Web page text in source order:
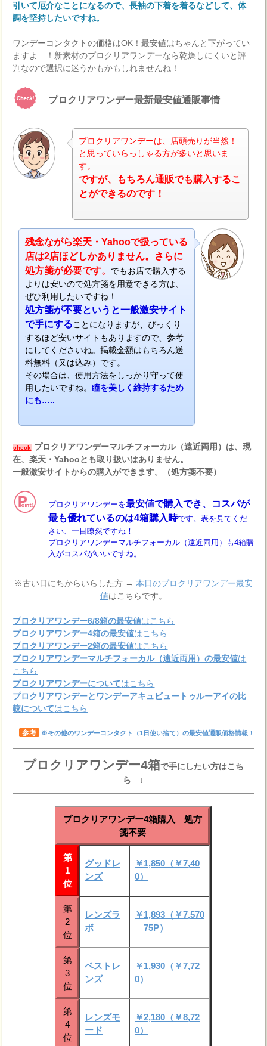
引いて厄介なことになるので、長袖の下着を着るなどして、体
調を堅持したいですね。
ワンデーコンタクトの価格はOK！最安値はちゃんと下がってい
ますよ…！新素材のプロクリアワンデーなら乾燥しにくいと評
判なので選択に迷うかもかもしれませんね！
プロクリアワンデー最新最安値通販事情
プロクリアワンデーは、店頭売りが当然！
と思っていらっしゃる方が多いと思いま
す。
ですが、もちろん通販でも購入するこ
とができるのです！
残念ながら楽天・Yahooで扱っている
店は2店ほどしかありません。さらに
処方箋が必要です。 でもお店で購入する
よりは安いので処方箋を用意できる方は、
ぜひ利用したいですね！
処方箋が不要というと一般激安サイト
で手にすることになりますが、びっくり
するほど安いサイトもありますので、参考
にしてくださいね。掲載金額はもちろん送
料無料（又は込み）です。
その場合は、使用方法をしっかり守って使
用したいですね。瞳を美しく維持するため
にも…..
check
プロクリアワンデーマルチフォーカル（遠近両用）は、現
在、楽天・Yahooとも取り扱いはありません。
一般激安サイトからの購入ができます。（処方箋不要）
プロクリアワンデーを最安値で購入でき、コスパが
最も優れているのは4箱購入時です。表を見てくだ
さい、一目瞭然ですね！
プロクリアワンデーマルチフォーカル（遠近両用）も4箱購
入がコスパがいいですね。
※古い日にちからいらした方 → 本日のプロクリアワンデー最安
値はこちらです。
プロクリアワンデー6/8箱の最安値はこちら
プロクリアワンデー4箱の最安値はこちら
プロクリアワンデー2箱の最安値はこちら
プロクリアワンデーマルチフォーカル（遠近両用）の最安値は
こちら
プロクリアワンデーについてはこちら
プロクリアワンデーとワンデーアキュビュートゥルーアイの比
較についてはこちら
参考 ※その他のワンデーコンタクト（1日使い捨て）の最安値通販価格情報！
プロクリアワンデー4箱で手にしたい方はこち
ら ↓
プロクリアワンデー4箱購入 処方
箋不要
第
1
位
グッドレ
ンズ
￥1,850（￥7,40
0）
第
2
位
レンズラ
ボ
￥1,893（￥7,570
75P）
第
3
位
ベストレ
ンズ
￥1,930（￥7,72
0）
第
4
位
レンズモ
ード
￥2,180（￥8,72
0）